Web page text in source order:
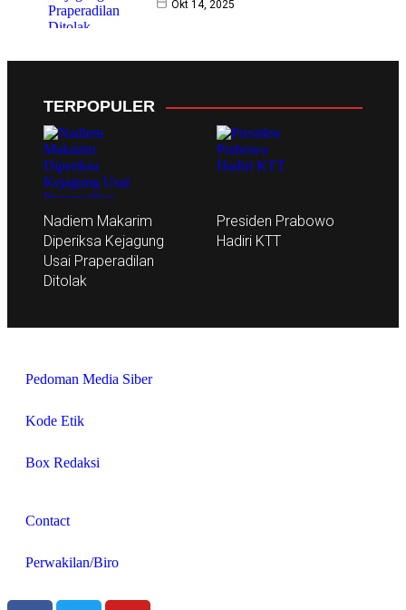
Okt 14, 2025
TERPOPULER
Nadiem Makarim
Diperiksa Kejagung
Usai Praperadilan
Ditolak
Presiden Prabowo
Hadiri KTT
Pedoman Media Siber
Kode Etik
Box Redaksi
Contact
Perwakilan/Biro